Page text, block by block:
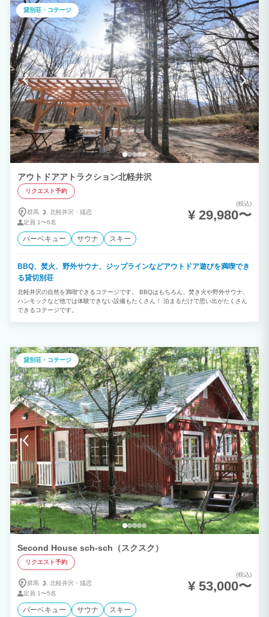
貸別荘・コテージ
アウトドアアトラクション北軽井沢
リクエスト予約
群馬 北軽井沢・ 嬬恋
定員 1〜6名
(税込)
¥ 29,980〜
バーベキュー サウナ スキー
BBQ、焚火、野外サウナ、ジップラインなどアウトドア遊びを満喫でき
る貸切別荘
北軽井沢の自然を満喫できるコテージです。 BBQはもちろん、焚き火や野外サウナ、
ハンモックなど他では体験できない設備もたくさん！ 泊まるだけで思い出がたくさん
できるコテージです。
貸別荘・コテージ
Second House sch-sch（スクスク）
リクエスト予約
群馬 北軽井沢・ 嬬恋
定員 1〜5名
(税込)
¥ 53,000〜
バーベキュー サウナ スキー